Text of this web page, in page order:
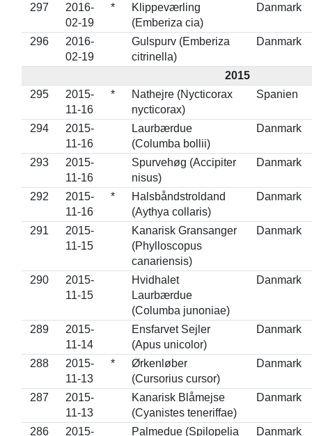
297
2016-
02-19
*
Klippeværling
(Emberiza cia)
Danmark
296
2016-
02-19
Gulspurv (Emberiza
citrinella)
Danmark
2015
295
2015-
11-16
*
Nathejre (Nycticorax
nycticorax)
Spanien
294
2015-
11-16
Laurbærdue
(Columba bollii)
Danmark
293
2015-
11-16
Spurvehøg (Accipiter
nisus)
Danmark
292
2015-
11-16
*
Halsbåndstroldand
(Aythya collaris)
Danmark
291
2015-
11-15
Kanarisk Gransanger
(Phylloscopus
canariensis)
Danmark
290
2015-
11-15
Hvidhalet
Laurbærdue
(Columba junoniae)
Danmark
289
2015-
11-14
Ensfarvet Sejler
(Apus unicolor)
Danmark
288
2015-
11-13
*
Ørkenløber
(Cursorius cursor)
Danmark
287
2015-
11-13
Kanarisk Blåmejse
(Cyanistes teneriffae)
Danmark
286
2015-
Palmedue (Spilopelia
Danmark